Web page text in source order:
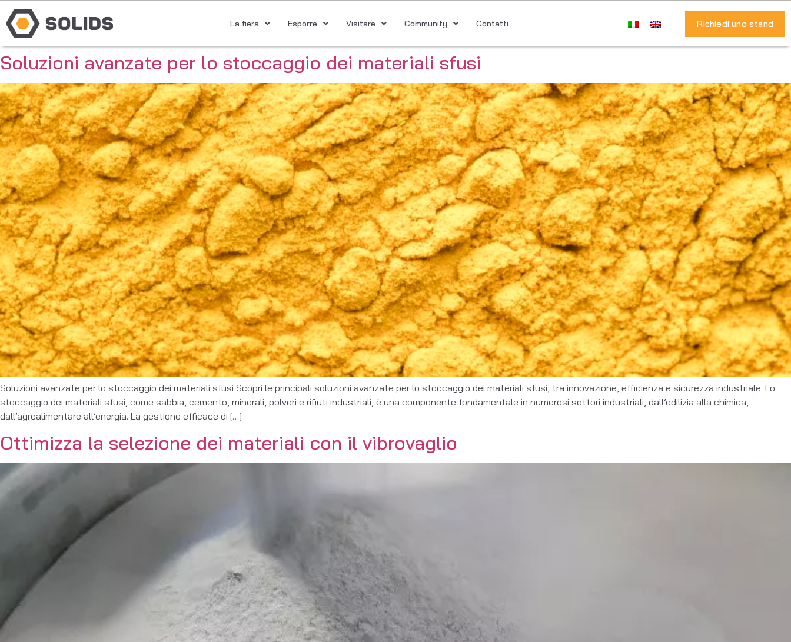
La fiera Esporre Visitare Community Contatti Richiedi uno stand
Soluzioni avanzate per lo stoccaggio dei materiali sfusi
Soluzioni avanzate per lo stoccaggio dei materiali sfusi Scopri le principali soluzioni avanzate per lo stoccaggio dei materiali sfusi, tra innovazione, efficienza e sicurezza industriale. Lo
stoccaggio dei materiali sfusi, come sabbia, cemento, minerali, polveri e rifiuti industriali, è una componente fondamentale in numerosi settori industriali, dall’edilizia alla chimica,
dall’agroalimentare all’energia. La gestione efficace di […]
Ottimizza la selezione dei materiali con il vibrovaglio